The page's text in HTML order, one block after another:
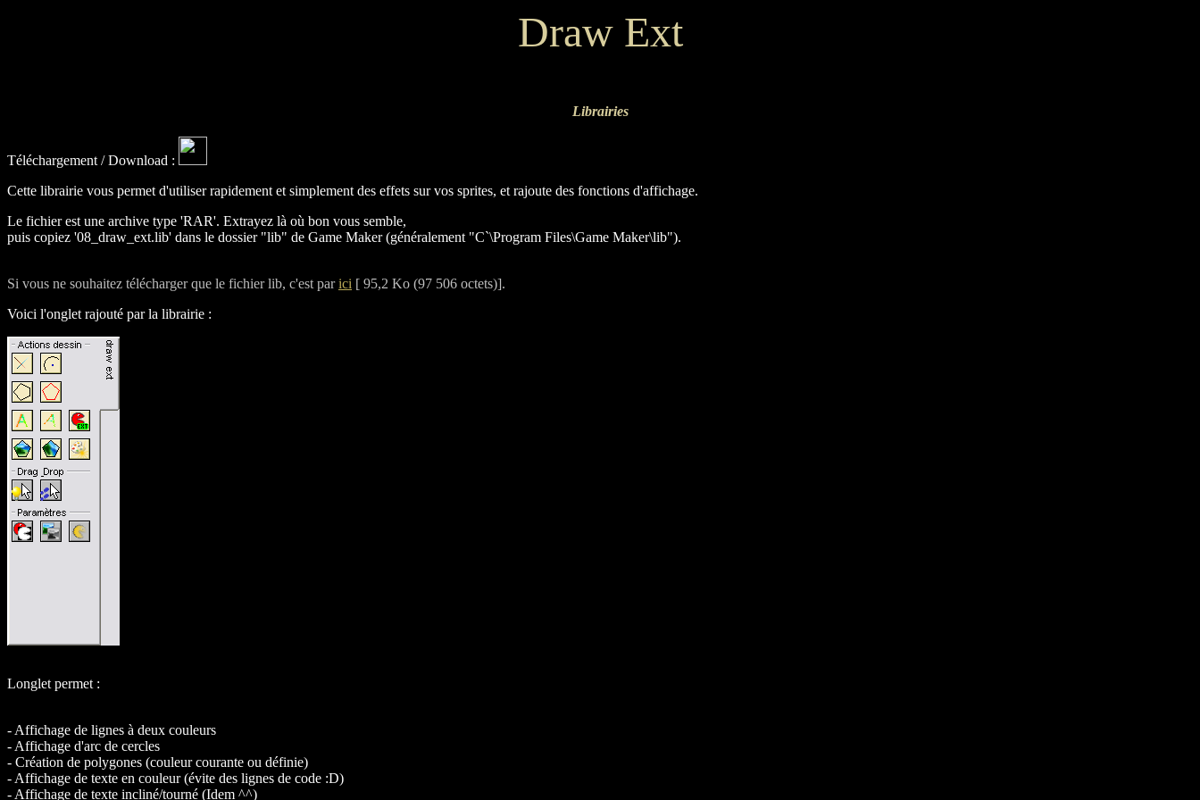
Draw Ext
Librairies
Téléchargement / Download :
Cette librairie vous permet d'utiliser rapidement et simplement des effets sur vos sprites, et rajoute des fonctions d'affichage.
Le fichier est une archive type 'RAR'. Extrayez là où bon vous semble,
puis copiez '08_draw_ext.lib' dans le dossier "lib" de Game Maker (généralement "C`\Program Files\Game Maker\lib").
Si vous ne souhaitez télécharger que le fichier lib, c'est parici [ 95,2 Ko (97 506 octets)].
Voici l'onglet rajouté par la librairie :
Longlet permet :
- Affichage de lignes à deux couleurs
- Affichage d'arc de cercles
- Création de polygones (couleur courante ou définie)
- Affichage de texte en couleur (évite des lignes de code :D)
- Affichage de texte incliné/tourné (Idem ^^)